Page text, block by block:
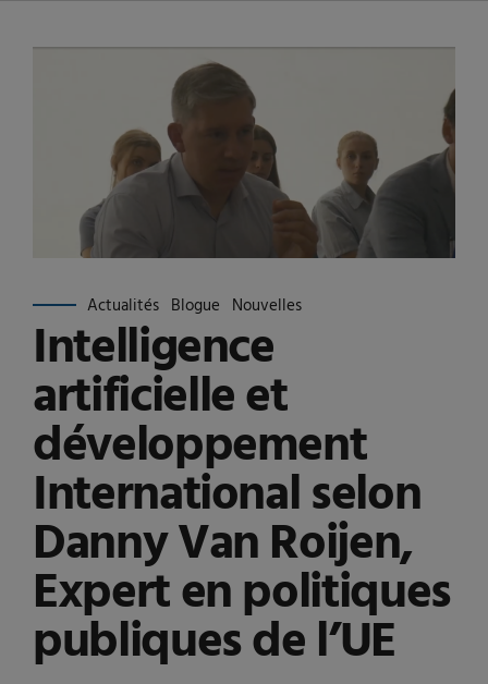
Actualités Blogue Nouvelles
Intelligence
artificielle et
développement
International selon
Danny Van Roijen,
Expert en politiques
publiques de l’UE